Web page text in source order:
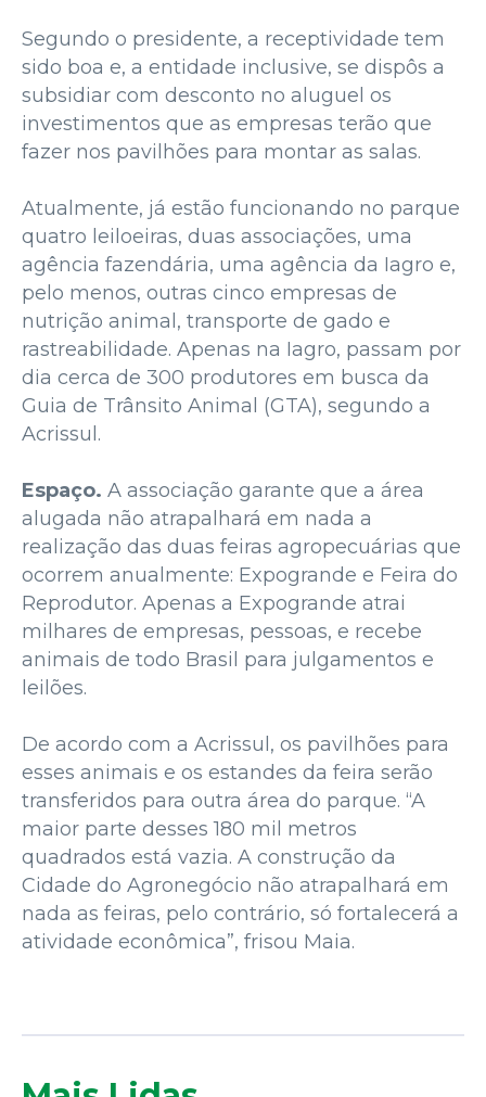
Segundo o presidente, a receptividade tem
sido boa e, a entidade inclusive, se dispôs a
subsidiar com desconto no aluguel os
investimentos que as empresas terão que
fazer nos pavilhões para montar as salas.
Atualmente, já estão funcionando no parque
quatro leiloeiras, duas associações, uma
agência fazendária, uma agência da Iagro e,
pelo menos, outras cinco empresas de
nutrição animal, transporte de gado e
rastreabilidade. Apenas na Iagro, passam por
dia cerca de 300 produtores em busca da
Guia de Trânsito Animal (GTA), segundo a
Acrissul.
Espaço. A associação garante que a área
alugada não atrapalhará em nada a
realização das duas feiras agropecuárias que
ocorrem anualmente: Expogrande e Feira do
Reprodutor. Apenas a Expogrande atrai
milhares de empresas, pessoas, e recebe
animais de todo Brasil para julgamentos e
leilões.
De acordo com a Acrissul, os pavilhões para
esses animais e os estandes da feira serão
transferidos para outra área do parque. “A
maior parte desses 180 mil metros
quadrados está vazia. A construção da
Cidade do Agronegócio não atrapalhará em
nada as feiras, pelo contrário, só fortalecerá a
atividade econômica”, frisou Maia.